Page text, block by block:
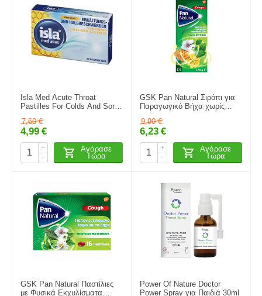
Isla Med Acute Throat
Pastilles For Colds And Sore
20τμχ
7,60 €
4,99 €
+
−
Αγόρασε
Τώρα
GSK Pan Natural Σιρόπι για
Παραγωγικό Βήχα χωρίς
9,90 €
6,23 €
+
−
Αγόρασε
Τώρα
GSK Pan Natural Παστίλιες
με Φυσικά Εκχυλίσματα
Power Of Nature Doctor
Power Spray για Παιδιά 30ml